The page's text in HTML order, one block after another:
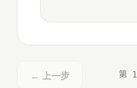
← 上一步 第